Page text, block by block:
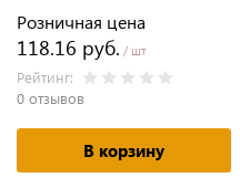
Розничная цена
118.16 руб. / шт
Рейтинг:
0 отзывов
В корзину